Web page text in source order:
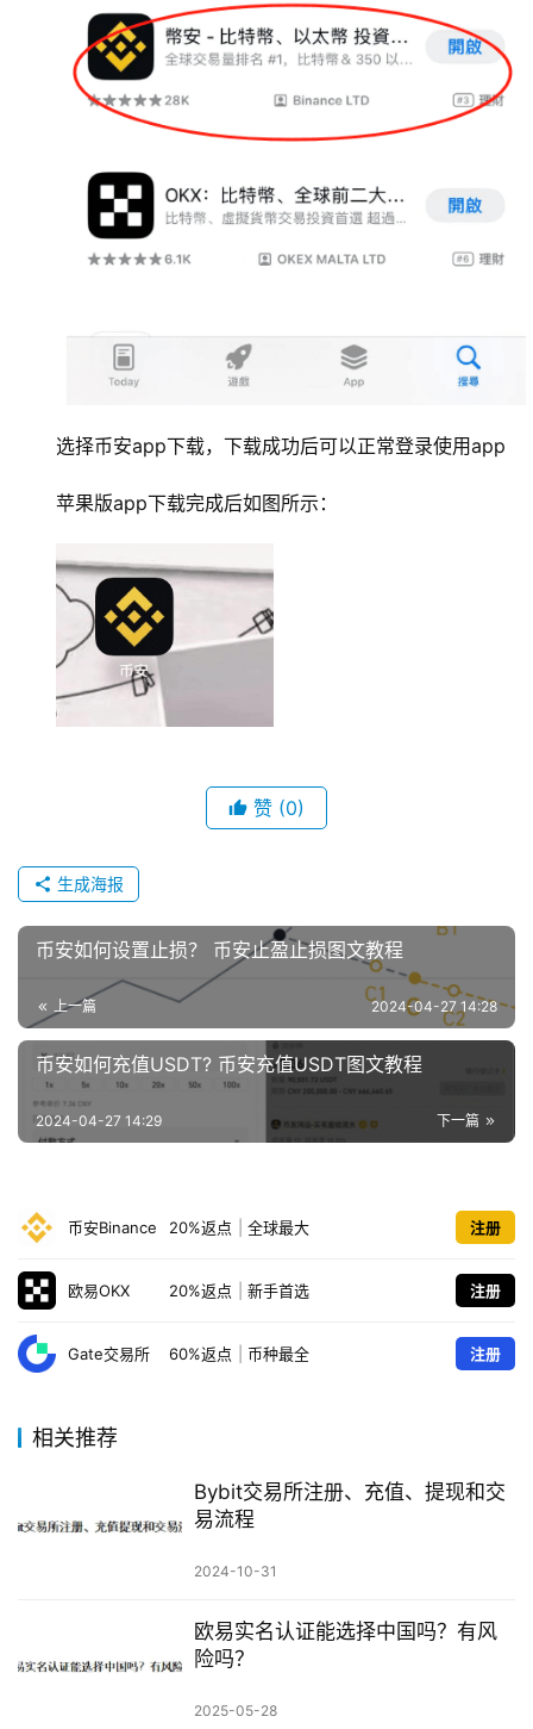
选择币安app下载，下载成功后可以正常登录使用app
苹果版app下载完成后如图所示：
赞 (0)
生成海报
币安如何设置止损？ 币安止盈止损图文教程
上一篇 2024-04-27 14:28
币安如何充值USDT? 币安充值USDT图文教程
下一篇
2024-04-27 14:29
币安Binance 20%返点 全球最大 注册
欧易OKX 20%返点 新手首选 注册
Gate交易所 60%返点 币种最全 注册
相关推荐
Bybit交易所注册、充值、提现和交
易流程
2024-10-31
欧易实名认证能选择中国吗？有风
险吗？
2025-05-28